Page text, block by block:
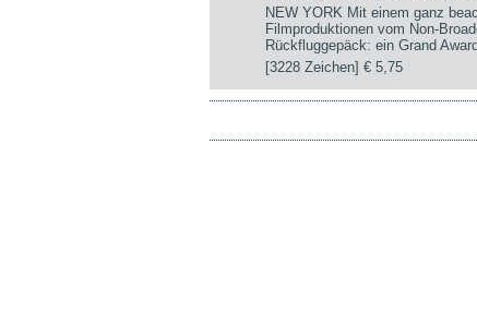
NEW YORK Mit einem ganz
Filmproduktionen vom Non-
Rückfluggepäck: ein Grand
[3228 Zeichen]€ 5,75